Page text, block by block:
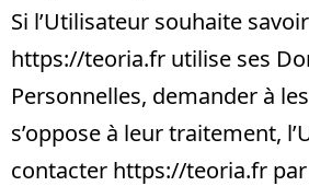
Si l’Utilisateur souhaite
https://teoria.fr utilise ses
Personnelles, demander à
s’oppose à leur traitement,
contacter https://teoria.fr